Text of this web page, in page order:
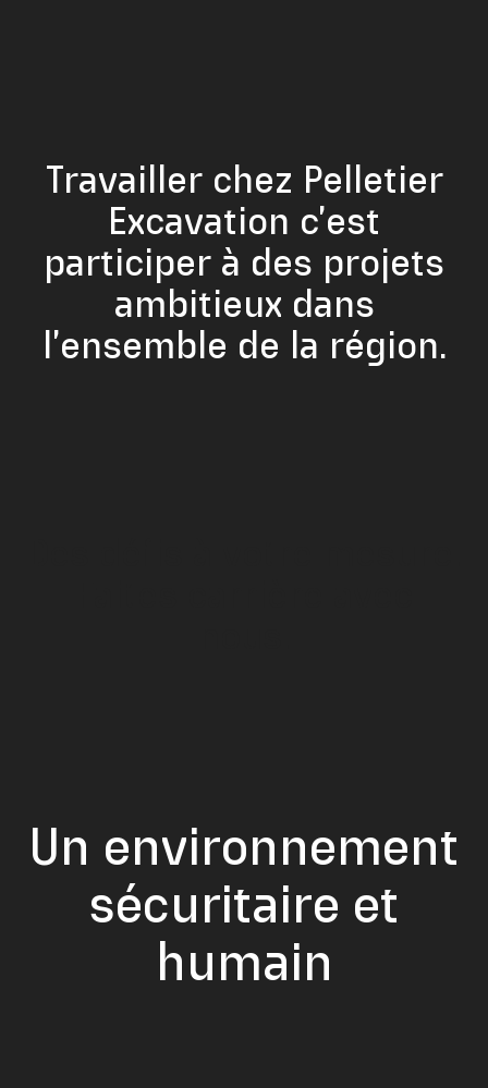
Travailler chez Pelletier
Excavation c’est
participer à des projets
ambitieux dans
l’ensemble de la région.
Un environnement
sécuritaire et
humain